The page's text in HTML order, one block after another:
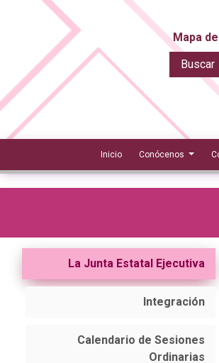
Mapa
Buscar
Inicio Conócenos
La Junta Estatal Ejecutiva
Integración
Calendario de Sesiones
Ordinarias